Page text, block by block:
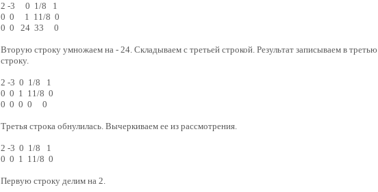
2 -3 0 1/8 1
0 0 1 11/8 0
0 0 24 33 0
Вторую строку умножаем на - 24. Складываем с третьей строкой. Результат записываем в третью
строку.
2 -3 0 1/8 1
0 0 1 11/8 0
0 0 0 0 0
Третья строка обнулилась. Вычеркиваем ее из рассмотрения.
2 -3 0 1/8 1
0 0 1 11/8 0
Первую строку делим на 2.